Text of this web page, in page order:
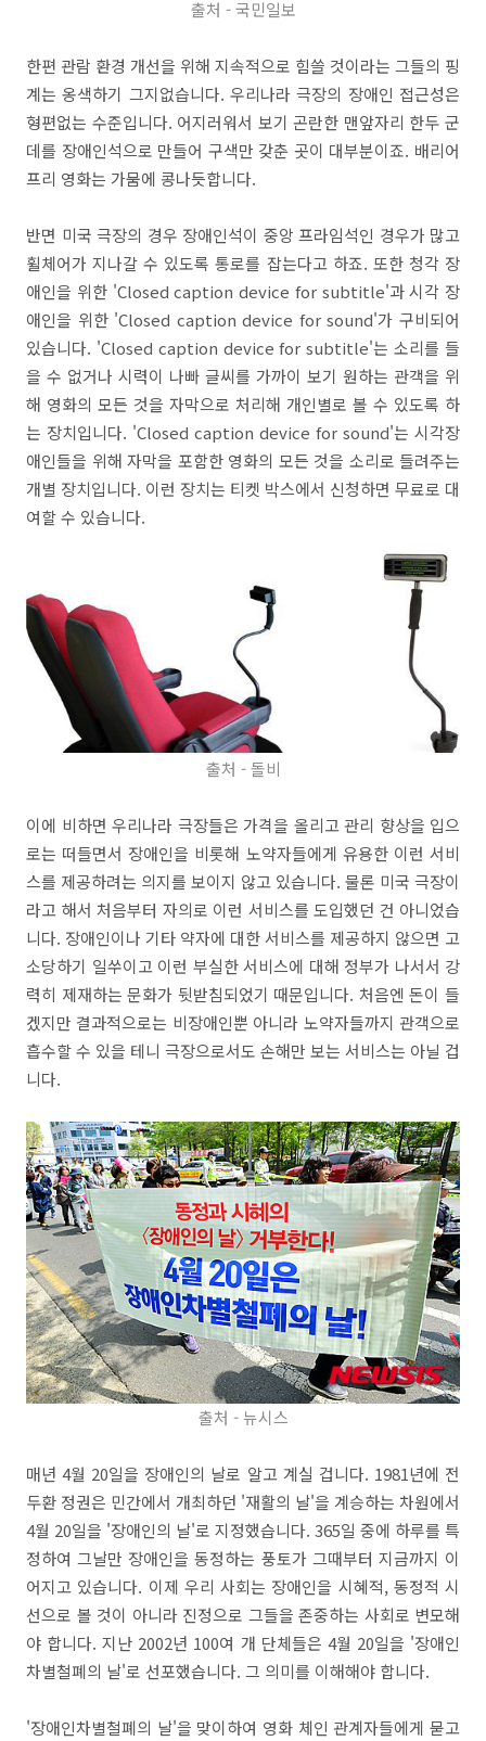
출처 - 국민일보
한편 관람 환경 개선을 위해 지속적으로 힘쓸 것이라는 그들의 핑
계는 옹색하기 그지없습니다. 우리나라 극장의 장애인 접근성은
형편없는 수준입니다. 어지러워서 보기 곤란한 맨앞자리 한두 군
데를 장애인석으로 만들어 구색만 갖춘 곳이 대부분이죠. 배리어
프리 영화는 가뭄에 콩나듯합니다.
반면 미국 극장의 경우 장애인석이 중앙 프라임석인 경우가 많고
휠체어가 지나갈 수 있도록 통로를 잡는다고 하죠. 또한 청각 장
애인을 위한 'Closed caption device for subtitle'과 시각 장
애인을 위한 'Closed caption device for sound'가 구비되어
있습니다. 'Closed caption device for subtitle'는 소리를 들
을 수 없거나 시력이 나빠 글씨를 가까이 보기 원하는 관객을 위
해 영화의 모든 것을 자막으로 처리해 개인별로 볼 수 있도록 하
는 장치입니다. 'Closed caption device for sound'는 시각장
애인들을 위해 자막을 포함한 영화의 모든 것을 소리로 들려주는
개별 장치입니다. 이런 장치는 티켓 박스에서 신청하면 무료로 대
여할 수 있습니다.
출처 - 돌비
이에 비하면 우리나라 극장들은 가격을 올리고 관리 향상을 입으
로는 떠들면서 장애인을 비롯해 노약자들에게 유용한 이런 서비
스를 제공하려는 의지를 보이지 않고 있습니다. 물론 미국 극장이
라고 해서 처음부터 자의로 이런 서비스를 도입했던 건 아니었습
니다. 장애인이나 기타 약자에 대한 서비스를 제공하지 않으면 고
소당하기 일쑤이고 이런 부실한 서비스에 대해 정부가 나서서 강
력히 제재하는 문화가 뒷받침되었기 때문입니다. 처음엔 돈이 들
겠지만 결과적으로는 비장애인뿐 아니라 노약자들까지 관객으로
흡수할 수 있을 테니 극장으로서도 손해만 보는 서비스는 아닐 겁
니다.
출처 - 뉴시스
매년 4월 20일을 장애인의 날로 알고 계실 겁니다. 1981년에 전
두환 정권은 민간에서 개최하던 '재활의 날'을 계승하는 차원에서
4월 20일을 '장애인의 날'로 지정했습니다. 365일 중에 하루를 특
정하여 그날만 장애인을 동정하는 풍토가 그때부터 지금까지 이
어지고 있습니다. 이제 우리 사회는 장애인을 시혜적, 동정적 시
선으로 볼 것이 아니라 진정으로 그들을 존중하는 사회로 변모해
야 합니다. 지난 2002년 100여 개 단체들은 4월 20일을 '장애인
차별철폐의 날'로 선포했습니다. 그 의미를 이해해야 합니다.
'장애인차별철폐의 날'을 맞이하여 영화 체인 관계자들에게 묻고